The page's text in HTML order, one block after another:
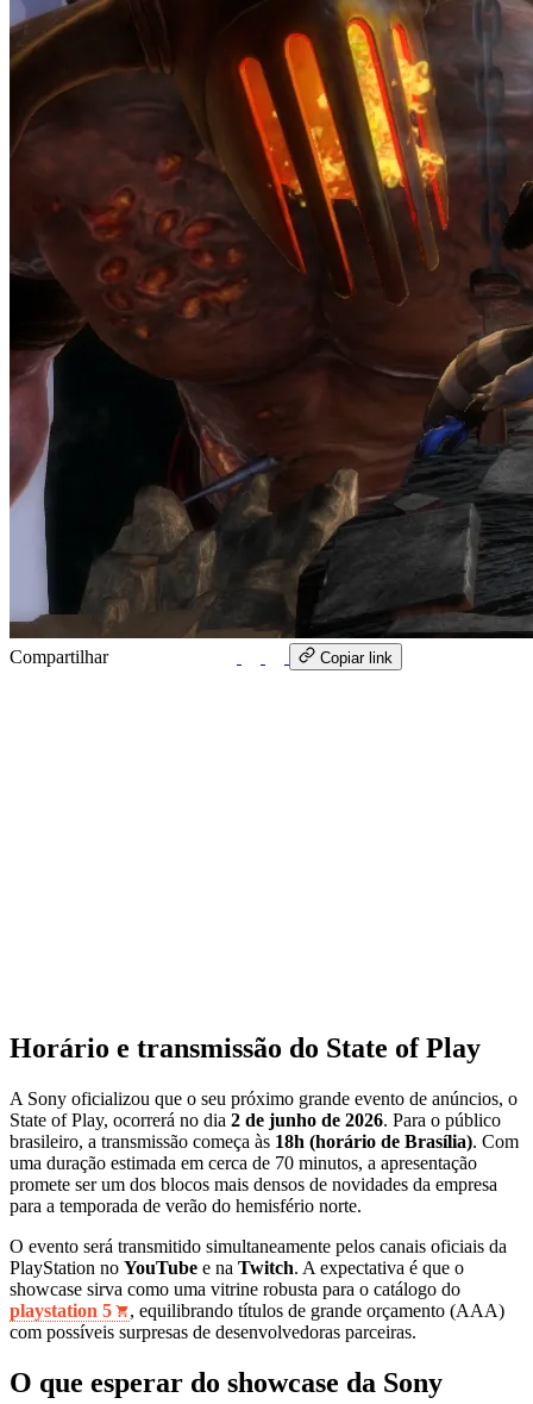
Compartilhar Copiar link
Horário e transmissão do State of Play
A Sony oficializou que o seu próximo grande evento de anúncios, o
State of Play, ocorrerá no dia 2 de junho de 2026. Para o público
brasileiro, a transmissão começa às 18h (horário de Brasília). Com
uma duração estimada em cerca de 70 minutos, a apresentação
promete ser um dos blocos mais densos de novidades da empresa
para a temporada de verão do hemisfério norte.
O evento será transmitido simultaneamente pelos canais oficiais da
PlayStation no YouTube e na Twitch. A expectativa é que o
showcase sirva como uma vitrine robusta para o catálogo do
playstation 5
, equilibrando títulos de grande orçamento (AAA)
com possíveis surpresas de desenvolvedoras parceiras.
O que esperar do showcase da Sony